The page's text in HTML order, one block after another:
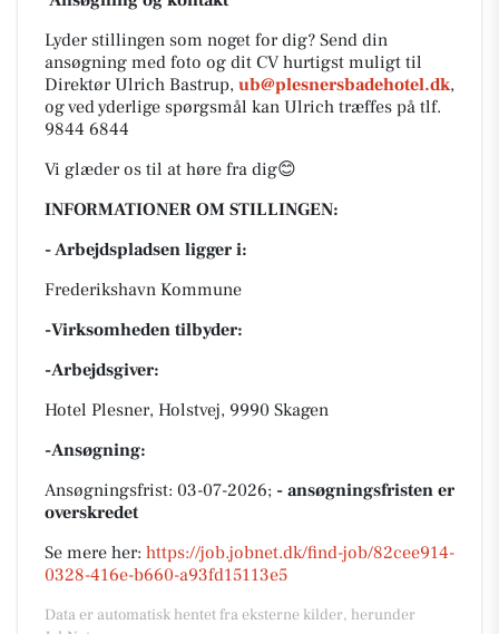
Lyder stillingen som noget for dig? Send din
ansøgning med foto og dit CV hurtigst muligt til
Direktør Ulrich Bastrup, ub@plesnersbadehotel.dk,
og ved yderlige spørgsmål kan Ulrich træffes på tlf.
9844 6844
Vi glæder os til at høre fra dig😊
INFORMATIONER OM STILLINGEN:
- Arbejdspladsen ligger i:
Frederikshavn Kommune
-Virksomheden tilbyder:
-Arbejdsgiver:
Hotel Plesner, Holstvej, 9990 Skagen
-Ansøgning:
Ansøgningsfrist: 03-07-2026; - ansøgningsfristen er
overskredet
Se mere her: https://job.jobnet.dk/find-job/82cee914-
0328-416e-b660-a93fd15113e5
Data er automatisk hentet fra eksterne kilder, herunder